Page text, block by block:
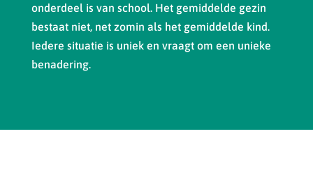
onderdeel is van school. Het gemiddelde gezin
bestaat niet, net zomin als het gemiddelde kind.
Iedere situatie is uniek en vraagt om een unieke
benadering.